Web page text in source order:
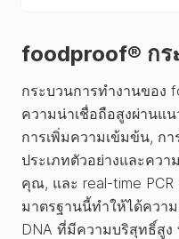
foodproof® กร
กระบวนการทำงานของ
ความน่าเชื่อถือสูงผ่านแ
การเพิ่มความเข้มข้น, ก
ประเภทตัวอย่างและคว
คุณ, และ real-time PCR
มาตรฐานนี้ทำให้ได้ควา
DNA ที่มีความบริสุทธิ์สูง